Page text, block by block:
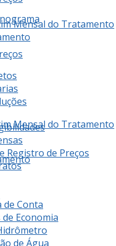
Mensal do Tratamento
Mensal do Tratamento
Registro de Preços
de Conta
de Economia
de Água